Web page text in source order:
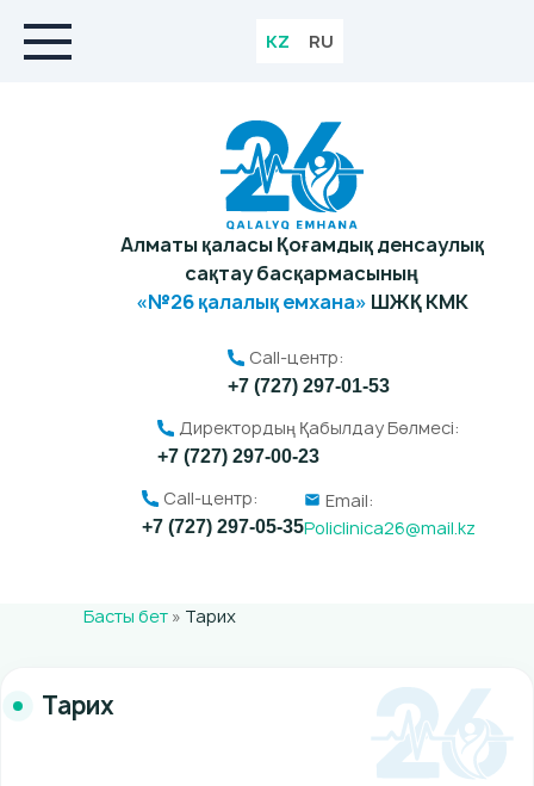
KZ RU
Алматы қаласы Қоғамдық денсаулық
сақтау басқармасының
«№26 қалалық емхана» ШЖҚ КМК
Call-центр:
+7 (727) 297-01-53
Директордың Қабылдау Бөлмесі:
+7 (727) 297-00-23
Call-центр:
+7 (727) 297-05-35
Email:
Policlinica26@mail.kz
Басты бет » Тарих
Тарих